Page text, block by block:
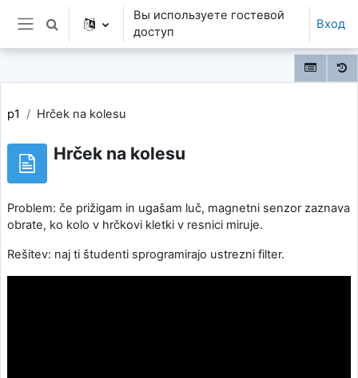
Перейти к основному содержанию
Боковая панель
Изменить данные поисковой строки
Вы используете гостевой
доступ
Вход
p1 Hrček na kolesu
Hrček na kolesu
Problem: če prižigam in ugašam luč, magnetni senzor zaznava
obrate, ko kolo v hrčkovi kletki v resnici miruje.
Rešitev: naj ti študenti sprogramirajo ustrezni filter.